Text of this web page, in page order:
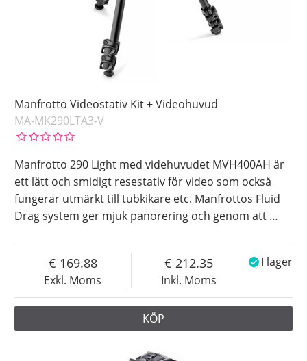
Manfrotto Videostativ Kit + Videohuvud
MA-MK290LTA3-V
Manfrotto 290 Light med videhuvudet MVH400AH är
ett lätt och smidigt resestativ för video som också
fungerar utmärkt till tubkikare etc. Manfrottos Fluid
Drag system ger mjuk panorering och genom att …
Exkl. Moms
169.88
Inkl. Moms
212.35 I lager
KÖP